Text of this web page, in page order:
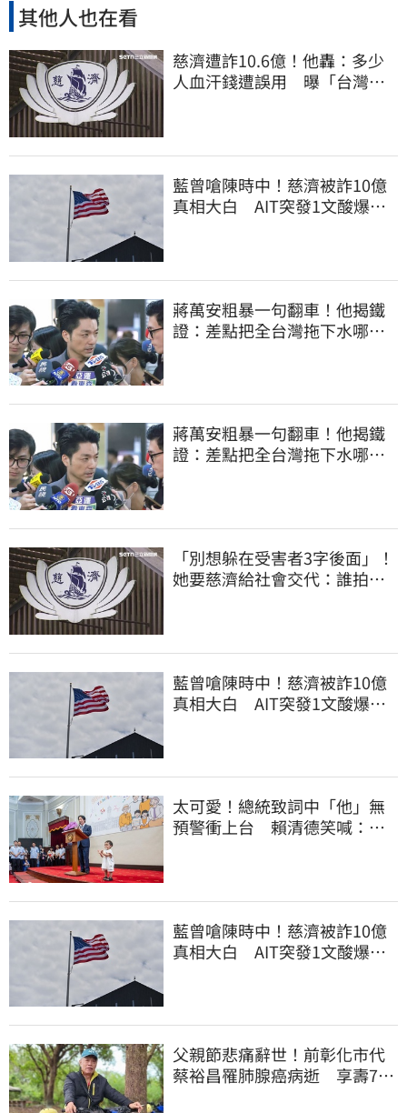
其他人也在看
慈濟遭詐10.6億！他轟：多少
人血汗錢遭誤用 曝「台灣這
藍曾嗆陳時中！慈濟被詐10億
真相大白 AIT突發1文酸爆…
蔣萬安粗暴一句翻車！他揭鐵
證：差點把全台灣拖下水哪時
蔣萬安粗暴一句翻車！他揭鐵
證：差點把全台灣拖下水哪時
「別想躲在受害者3字後面」！
她要慈濟給社會交代：誰拍板
藍曾嗆陳時中！慈濟被詐10億
真相大白 AIT突發1文酸爆…
太可愛！總統致詞中「他」無
預警衝上台 賴清德笑喊：卸
藍曾嗆陳時中！慈濟被詐10億
真相大白 AIT突發1文酸爆…
父親節悲痛辭世！前彰化市代
蔡裕昌罹肺腺癌病逝 享壽71